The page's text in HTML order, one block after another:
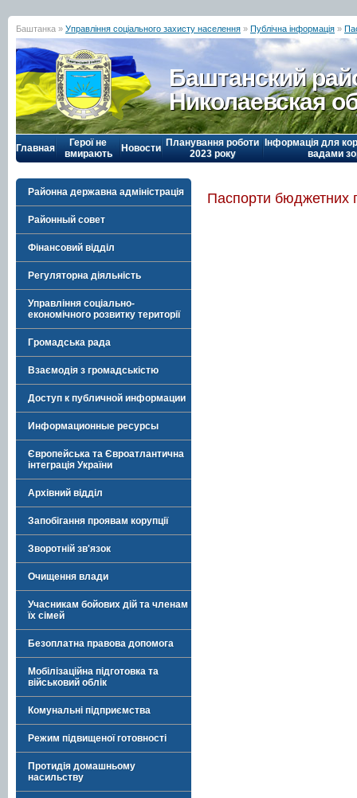
Баштанка » Управління соціального захисту населення » Публічна інформація »
Баштанский
Николаевская
Главная
Герої не
вмирають
Новости Планування роботи
2023 року
Інформація для
вадами
Районна державна адміністрація
Районный совет
Фінансовий відділ
Регуляторна діяльність
Управління соціально-
економічного розвитку території
Громадська рада
Взаємодія з громадськістю
Доступ к публичной информации
Информационные ресурсы
Європейська та Євроатлантична
інтеграція України
Архівний відділ
Запобігання проявам корупції
Зворотній зв'язок
Очищення влади
Учасникам бойових дій та членам
їх сімей
Безоплатна правова допомога
Мобілізаційна підготовка та
військовий облік
Комунальні підприємства
Режим підвищеної готовності
Протидія домашньому
насильству
Паспорти бюджетних